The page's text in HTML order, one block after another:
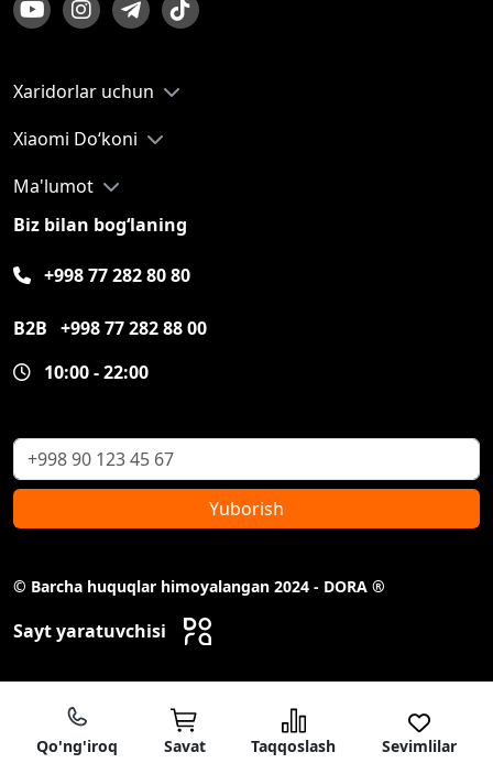
Xaridorlar uchun
Xiaomi Do‘koni
Ma'lumot
Biz bilan bog‘laning
+998 77 282 80 80
B2B +998 77 282 88 00
10:00 - 22:00
Yuborish
© Barcha huquqlar himoyalangan 2024 - DORA ®
Sayt yaratuvchisi
Qo'ng'iroq Savat Taqqoslash Sevimlilar